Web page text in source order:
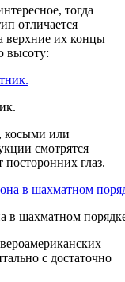
тогда
отличается
верхние их концы
высоту:
косыми или
смотрятся
глаз.
в шахматном
с достаточно